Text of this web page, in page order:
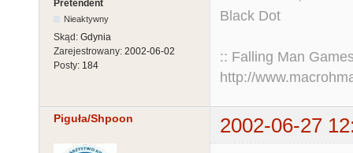
Pretendent
Nieaktywny
Skąd: Gdynia
Zarejestrowany: 2002-06-02
Posty: 184
Black Dot
:: Falling Man
http://
Piguła/Shpoon 2002-06-27